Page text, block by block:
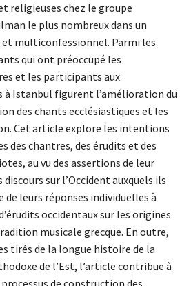
religieuses chez le groupe
le plus nombreux dans un
multiconfessionnel. Parmi les
qui ont préoccupé les
et les participants aux
à Istanbul figurent l’amélioration du
des chants ecclésiastiques et les
Cet article explore les intentions
des chantres, des érudits et des
au vu des assertions de leur
sur l’Occident auxquels ils
de leurs réponses individuelles à
occidentaux sur les origines
musicale grecque. En outre,
tirés de la longue histoire de la
de l’Est, l’article contribue à